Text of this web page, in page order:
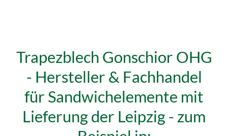
Trapezblech Gonschior OHG
- Hersteller & Fachhandel
für Sandwichelemente mit
Lieferung der Leipzig - zum